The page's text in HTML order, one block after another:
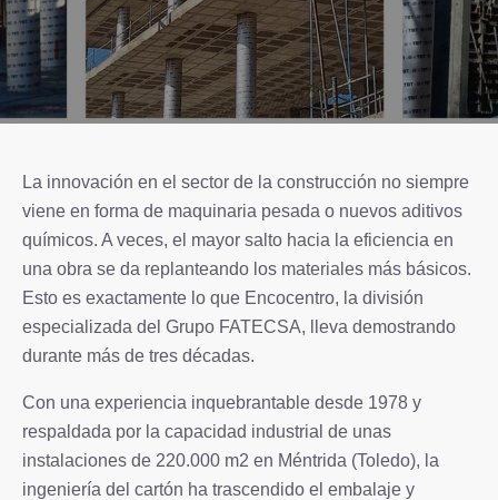
La innovación en el sector de la construcción no siempre
viene en forma de maquinaria pesada o nuevos aditivos
químicos. A veces, el mayor salto hacia la eficiencia en
una obra se da replanteando los materiales más básicos.
Esto es exactamente lo que Encocentro, la división
especializada del Grupo FATECSA, lleva demostrando
durante más de tres décadas.
Con una experiencia inquebrantable desde 1978 y
respaldada por la capacidad industrial de unas
instalaciones de 220.000 m2 en Méntrida (Toledo), la
ingeniería del cartón ha trascendido el embalaje y